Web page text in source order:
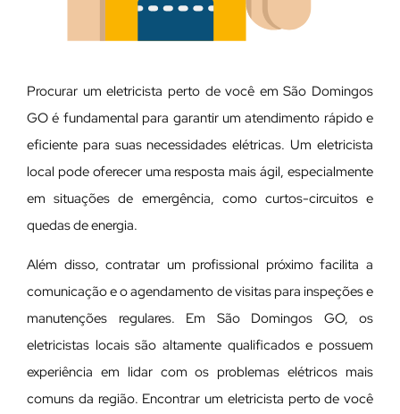
Procurar um eletricista perto de você em São Domingos
GO é fundamental para garantir um atendimento rápido e
eficiente para suas necessidades elétricas. Um eletricista
local pode oferecer uma resposta mais ágil, especialmente
em situações de emergência, como curtos-circuitos e
quedas de energia.
Além disso, contratar um profissional próximo facilita a
comunicação e o agendamento de visitas para inspeções e
manutenções regulares. Em São Domingos GO, os
eletricistas locais são altamente qualificados e possuem
experiência em lidar com os problemas elétricos mais
comuns da região. Encontrar um eletricista perto de você